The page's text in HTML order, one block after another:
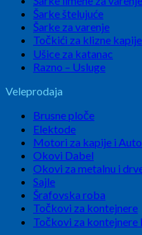
Šarke štelujuće
Šarke za varenje
Točkići za klizne kapije
Ušice za katanac
Razno – Usluge
Veleprodaja
Brusne ploče
Elektode
Motori za kapije i
Okovi Dabel
Okovi za metalnu i
Sajle
Šrafovska roba
Točkovi za kontejnere
Točkovi za kontejnere